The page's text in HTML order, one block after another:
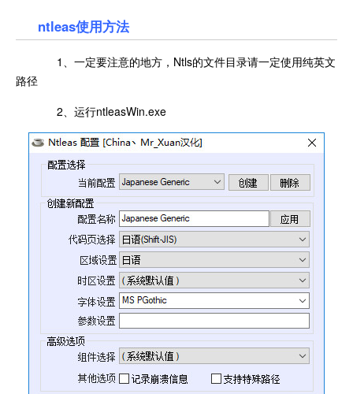
ntleas使用方法
1、一定要注意的地方，Ntls的文件目录请一定使用纯英文
路径
2、运行ntleasWin.exe